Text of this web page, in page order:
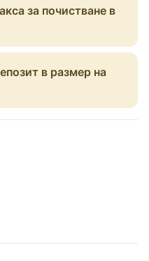
за почистване в
в размер на